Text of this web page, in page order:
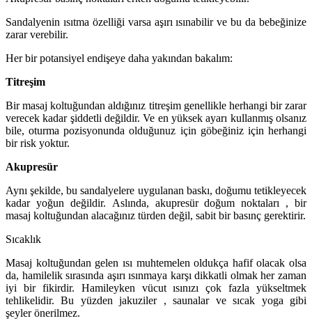
Sandalyenin ısıtma özelliği varsa aşırı ısınabilir ve bu da bebeğinize
zarar verebilir.
Her bir potansiyel endişeye daha yakından bakalım:
Titreşim
Bir masaj koltuğundan aldığınız titreşim genellikle herhangi bir zarar
verecek kadar şiddetli değildir. Ve en yüksek ayarı kullanmış olsanız
bile, oturma pozisyonunda olduğunuz için göbeğiniz için herhangi
bir risk yoktur.
Akupresür
Aynı şekilde, bu sandalyelere uygulanan baskı, doğumu tetikleyecek
kadar yoğun değildir. Aslında, akupresür doğum noktaları , bir
masaj koltuğundan alacağınız türden değil, sabit bir basınç gerektirir.
Sıcaklık
Masaj koltuğundan gelen ısı muhtemelen oldukça hafif olacak olsa
da, hamilelik sırasında aşırı ısınmaya karşı dikkatli olmak her zaman
iyi bir fikirdir. Hamileyken vücut ısınızı çok fazla yükseltmek
tehlikelidir. Bu yüzden jakuziler , saunalar ve sıcak yoga gibi
şeyler önerilmez.